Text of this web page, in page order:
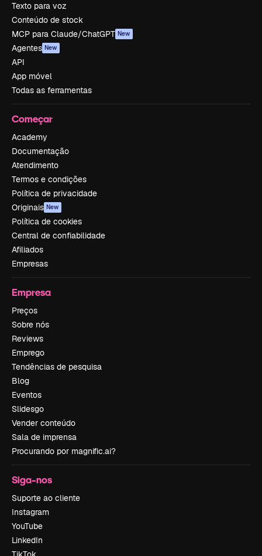
Texto para voz
Conteúdo de stock
MCP para Claude/ChatGPT New
Agentes New
API
App móvel
Todas as ferramentas
Começar
Academy
Documentação
Atendimento
Termos e condições
Política de privacidade
Originais New
Política de cookies
Central de confiabilidade
Afiliados
Empresas
Empresa
Preços
Sobre nós
Reviews
Emprego
Tendências de pesquisa
Blog
Eventos
Slidesgo
Vender conteúdo
Sala de imprensa
Procurando por magnific.ai?
Siga-nos
Suporte ao cliente
Instagram
YouTube
LinkedIn